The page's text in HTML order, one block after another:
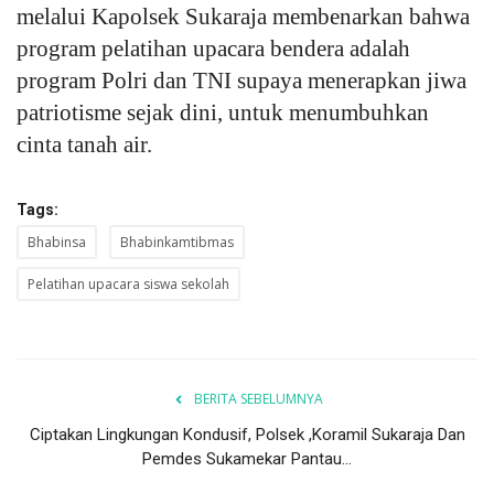
melalui Kapolsek Sukaraja membenarkan bahwa
program pelatihan upacara bendera adalah
program Polri dan TNI supaya menerapkan jiwa
patriotisme sejak dini, untuk menumbuhkan
cinta tanah air.
Tags:
Bhabinsa Bhabinkamtibmas
Pelatihan upacara siswa sekolah
BERITA SEBELUMNYA
Ciptakan Lingkungan Kondusif, Polsek ,Koramil Sukaraja Dan
Pemdes Sukamekar Pantau...